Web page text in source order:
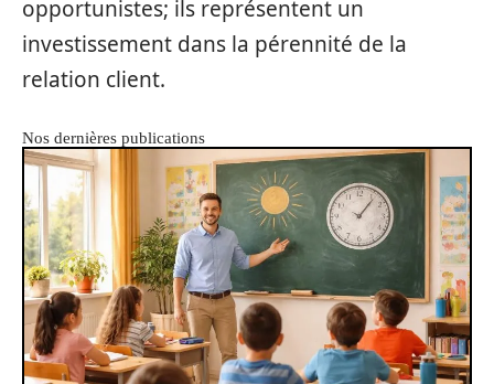
opportunistes; ils représentent un
investissement dans la pérennité de la
relation client.
Nos dernières publications